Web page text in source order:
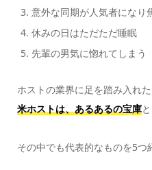
意外な同期が人気者になり
休みの日はただただ睡眠
先輩の男気に惚れてしまう
ホストの業界に足を踏み入れ
米ホストは、あるあるの宝庫
その中でも代表的なものを5つ